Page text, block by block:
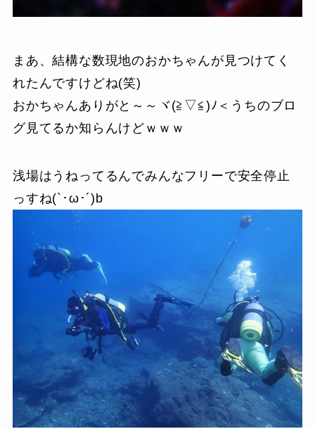
まあ、結構な数現地のおかちゃんが見つけてく
れたんですけどね(笑)
おかちゃんありがと～～ヾ(≧▽≦)ﾉ＜うちのブロ
グ見てるか知らんけどｗｗｗ
浅場はうねってるんでみんなフリーで安全停止
っすね(`･ω･´)b